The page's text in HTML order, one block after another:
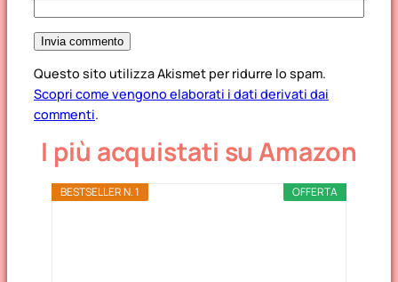
Questo sito utilizza Akismet per ridurre lo spam.
Scopri come vengono elaborati i dati derivati dai
commenti.
I più acquistati su Amazon
OFFERTA
BESTSELLER N. 1